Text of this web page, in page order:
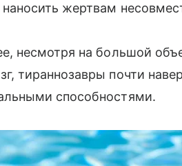
наносить жертвам
несмотря на большой
тираннозавры почти
способностями.